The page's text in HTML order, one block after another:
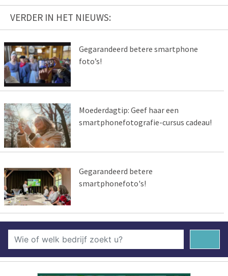
VERDER IN HET NIEUWS:
Gegarandeerd betere smartphone
foto’s!
Moederdagtip: Geef haar een
smartphonefotografie-cursus cadeau!
Gegarandeerd betere
smartphonefoto's!